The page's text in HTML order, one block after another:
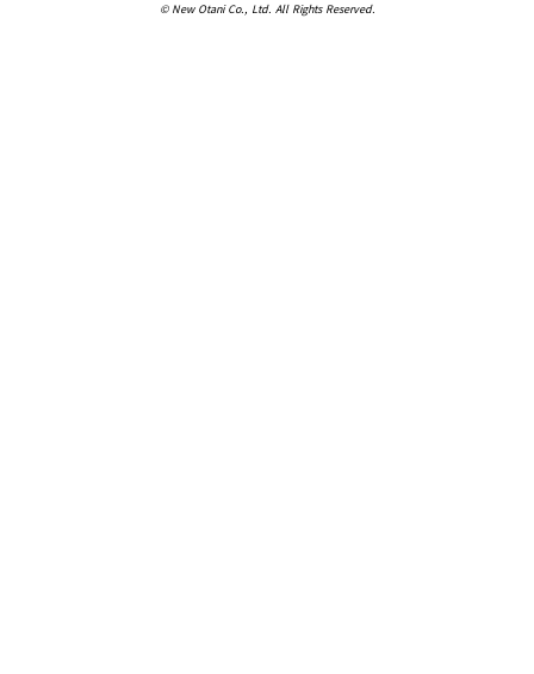
© New Otani Co., Ltd. All Rights Reserved.